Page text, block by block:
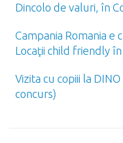
Dincolo de valuri, în
Campania Romania e
Locaţii child friendly
Vizita cu copiii la
concurs)